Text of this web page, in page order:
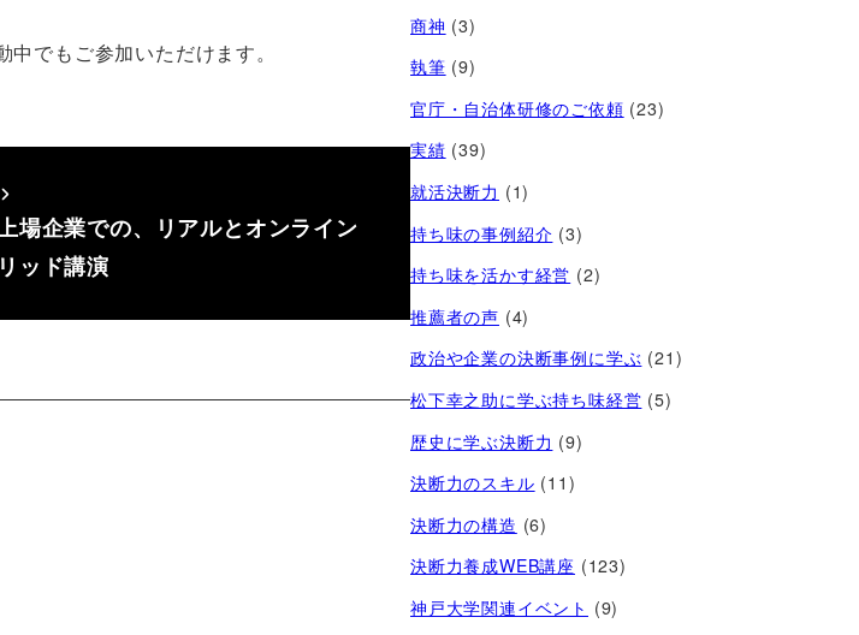
でもご参加いただけます。
場企業での、リアルとオンライン
ッド講演
商神 (3)
執筆 (9)
官庁・自治体研修のご依頼 (23)
実績 (39)
就活決断力 (1)
持ち味の事例紹介 (3)
持ち味を活かす経営​ (2)
推薦者の声 (4)
政治や企業の決断事例に学ぶ (21)
松下幸之助に学ぶ持ち味経営 (5)
歴史に学ぶ決断力 (9)
決断力のスキル (11)
決断力の構造 (6)
決断力養成WEB講座 (123)
神戸大学関連イベント (9)